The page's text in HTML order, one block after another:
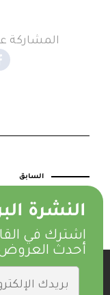
المشاركة
السابق
النشرة
اشترك في
أحدث